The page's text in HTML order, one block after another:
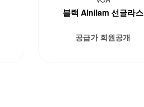
블랙 Alnilam 선글라스
공급가 회원공개